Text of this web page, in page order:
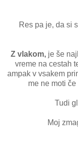
Res pa je, da si
Z vlakom, je še
vreme na cestah
ampak v vsakem
me ne moti
Tudi
Moj